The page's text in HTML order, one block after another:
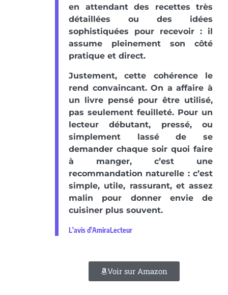
en attendant des recettes très
détaillées ou des idées
sophistiquées pour recevoir : il
assume pleinement son côté
pratique et direct.
Justement, cette cohérence le
rend convaincant. On a affaire à
un livre pensé pour être utilisé,
pas seulement feuilleté. Pour un
lecteur débutant, pressé, ou
simplement lassé de se
demander chaque soir quoi faire
à manger, c’est une
recommandation naturelle : c’est
simple, utile, rassurant, et assez
malin pour donner envie de
cuisiner plus souvent.
L'avis d'AmiraLecteur
Voir sur Amazon